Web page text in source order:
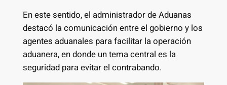
En este sentido, el administrador de Aduanas
destacó la comunicación entre el gobierno y los
agentes aduanales para facilitar la operación
aduanera, en donde un tema central es la
seguridad para evitar el contrabando.